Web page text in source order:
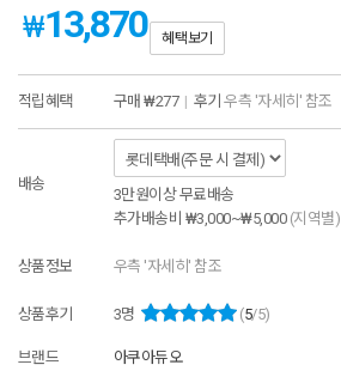
₩13,870 혜택보기
적립혜택 구매 ₩277 | 후기 우측 '자세히' 참조
배송
3만원이상 무료배송
추가배송비 ₩3,000~₩5,000 (지역별)
상품정보 우측 '자세히' 참조
상품후기 3명 (5/5)
브랜드 아쿠아듀오